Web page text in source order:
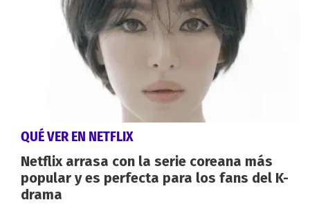
QUÉ VER EN NETFLIX
Netflix arrasa con la serie coreana más
popular y es perfecta para los fans del K-
drama